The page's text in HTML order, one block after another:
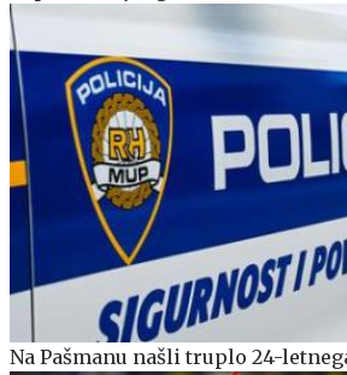
Na Pašmanu našli truplo 24-